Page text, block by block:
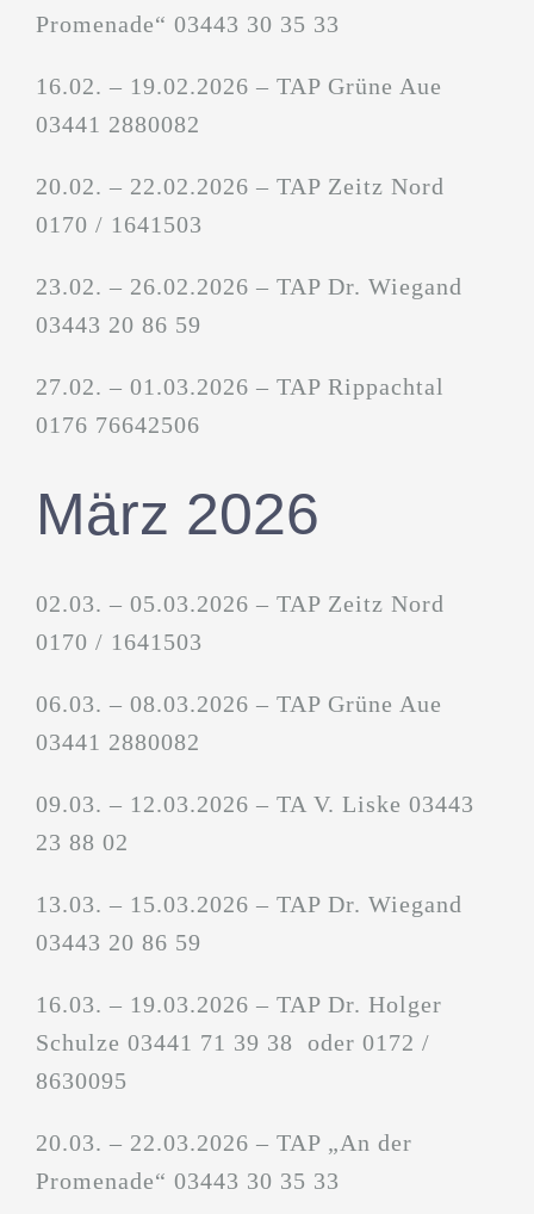
Promenade“ 03443 30 35 33
16.02. – 19.02.2026 – TAP Grüne Aue
03441 2880082
20.02. – 22.02.2026 – TAP Zeitz Nord
0170 / 1641503
23.02. – 26.02.2026 – TAP Dr. Wiegand
03443 20 86 59
27.02. – 01.03.2026 – TAP Rippachtal
0176 76642506
März 2026
02.03. – 05.03.2026 – TAP Zeitz Nord
0170 / 1641503
06.03. – 08.03.2026 – TAP Grüne Aue
03441 2880082
09.03. – 12.03.2026 – TA V. Liske 03443
23 88 02
13.03. – 15.03.2026 – TAP Dr. Wiegand
03443 20 86 59
16.03. – 19.03.2026 – TAP Dr. Holger
Schulze 03441 71 39 38 oder 0172 /
8630095
20.03. – 22.03.2026 – TAP „An der
Promenade“ 03443 30 35 33